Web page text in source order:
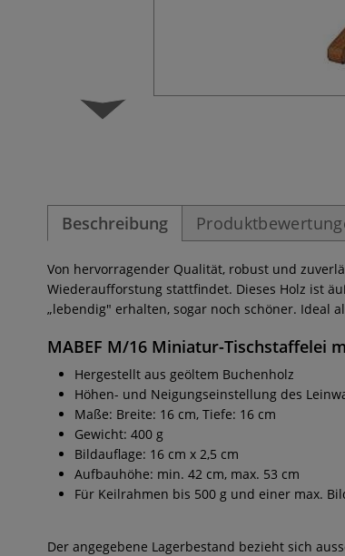
Beschreibung
Von hervorragender Qualität, robust und
Wiederaufforstung stattfindet. Dieses Holz ist
„lebendig" erhalten, sogar noch schöner. Ideal
MABEF M/16 Miniatur-Tischstaffelei
Hergestellt aus geöltem Buchenholz
Höhen- und Neigungseinstellung des
Maße: Breite: 16 cm, Tiefe: 16 cm
Gewicht: 400 g
Bildauflage: 16 cm x 2,5 cm
Aufbauhöhe: min. 42 cm, max. 53 cm
Für Keilrahmen bis 500 g und einer max.
Der angegebene Lagerbestand bezieht sich